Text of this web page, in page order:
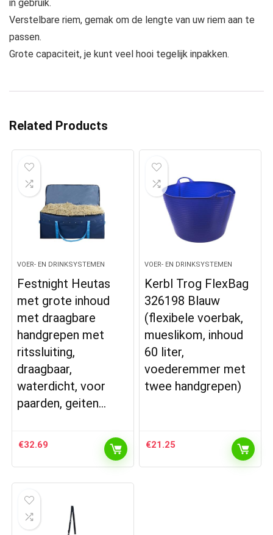
in gebruik.
Verstelbare riem, gemak om de lengte van uw riem aan te
passen.
Grote capaciteit, je kunt veel hooi tegelijk inpakken.
Related Products
VOER- EN DRINKSYSTEMEN
Festnight Heutas
met grote inhoud
met draagbare
handgrepen met
ritssluiting,
draagbaar,
waterdicht, voor
paarden, geiten…
€32.69
VOER- EN DRINKSYSTEMEN
Kerbl Trog FlexBag
326198 Blauw
(flexibele voerbak,
mueslikom, inhoud
60 liter,
voederemmer met
twee handgrepen)
€21.25